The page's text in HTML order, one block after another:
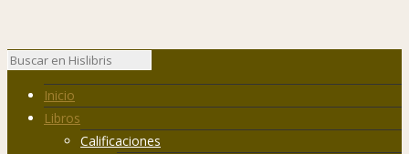
Inicio
Libros
Calificaciones